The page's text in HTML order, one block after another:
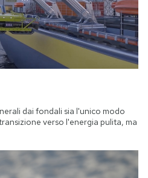
dai fondali sia l'unico modo
verso l'energia pulita, ma